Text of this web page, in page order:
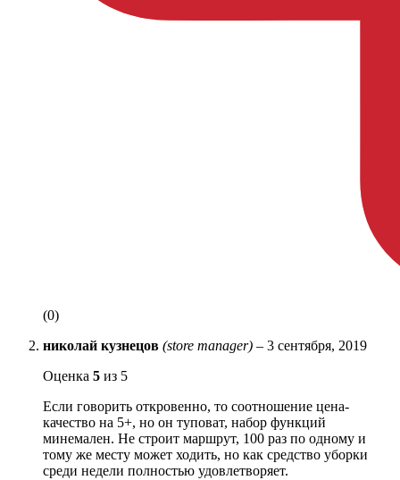
(0)
николай кузнецов (store manager) – 3 сентября, 2019
Оценка 5 из 5
Если говорить откровенно, то соотношение цена-
качество на 5+, но он туповат, набор функций
минемален. Не строит маршрут, 100 раз по одному и
тому же месту может ходить, но как средство уборки
среди недели полностью удовлетворяет.